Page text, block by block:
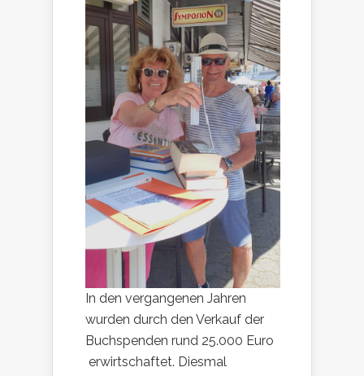
In den vergangenen Jahren
wurden durch den Verkauf der
Buchspenden rund 25.000 Euro
erwirtschaftet. Diesmal